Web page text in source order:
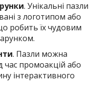
. Унікальні пазли
з логотипом або
робить їх чудовим
. Пазли можна
час промоакцій або
інтерактивного